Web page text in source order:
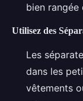
bien rangée
Utilisez des
Les
dans les
vêtements